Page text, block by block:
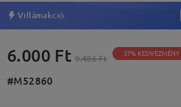
Villámakció
6.000 Ft 9.486 Ft 37% KEDVEZMÉNY
#M52860